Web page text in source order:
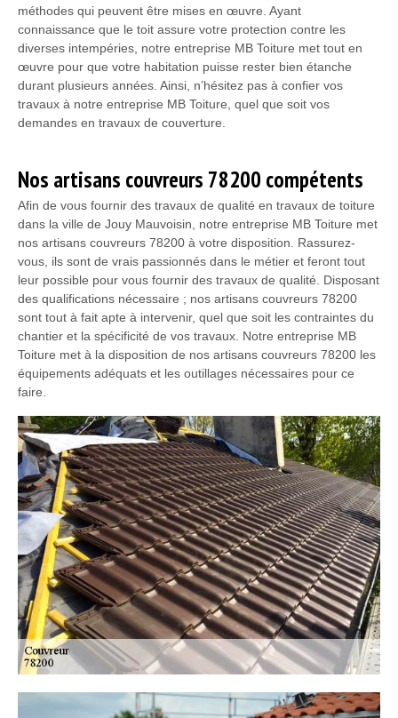
méthodes qui peuvent être mises en œuvre. Ayant
connaissance que le toit assure votre protection contre les
diverses intempéries, notre entreprise MB Toiture met tout en
œuvre pour que votre habitation puisse rester bien étanche
durant plusieurs années. Ainsi, n’hésitez pas à confier vos
travaux à notre entreprise MB Toiture, quel que soit vos
demandes en travaux de couverture.
Nos artisans couvreurs 78200 compétents
Afin de vous fournir des travaux de qualité en travaux de toiture
dans la ville de Jouy Mauvoisin, notre entreprise MB Toiture met
nos artisans couvreurs 78200 à votre disposition. Rassurez-
vous, ils sont de vrais passionnés dans le métier et feront tout
leur possible pour vous fournir des travaux de qualité. Disposant
des qualifications nécessaire ; nos artisans couvreurs 78200
sont tout à fait apte à intervenir, quel que soit les contraintes du
chantier et la spécificité de vos travaux. Notre entreprise MB
Toiture met à la disposition de nos artisans couvreurs 78200 les
équipements adéquats et les outillages nécessaires pour ce
faire.